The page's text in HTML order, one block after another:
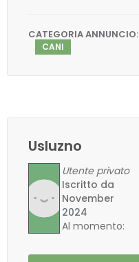
CATEGORIA ANNUNCIO:
CANI
Usluzno
Utente privato
Iscritto da
November
2024
Al momento: